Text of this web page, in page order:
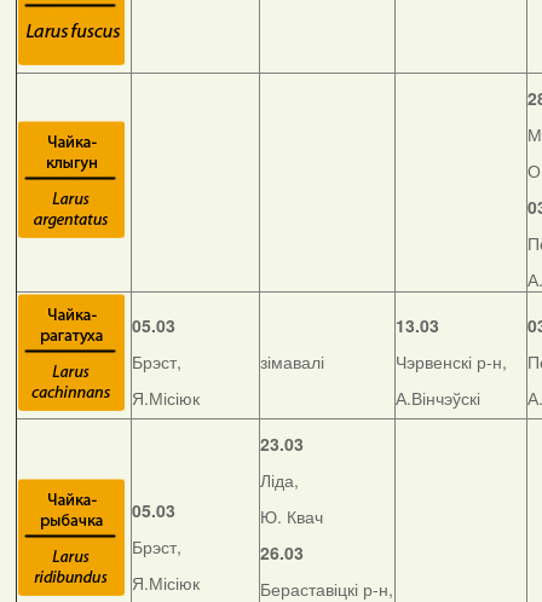
05.03
Брэст,
Я.Місіюк
зімавалі
13.03
Чэрвенскі р-н,
А.Вінчэўскі
05.03
Брэст,
Я.Місіюк
23.03
Ліда,
Ю. Квач
26.03
Бераставіцкі р-н,